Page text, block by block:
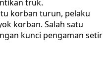
truk.
korban turun, pelaku
korban. Salah satu
kunci pengaman setir